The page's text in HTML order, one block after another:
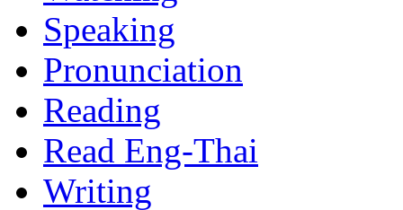
Speaking
Pronunciation
Reading
Read Eng-Thai
Writing